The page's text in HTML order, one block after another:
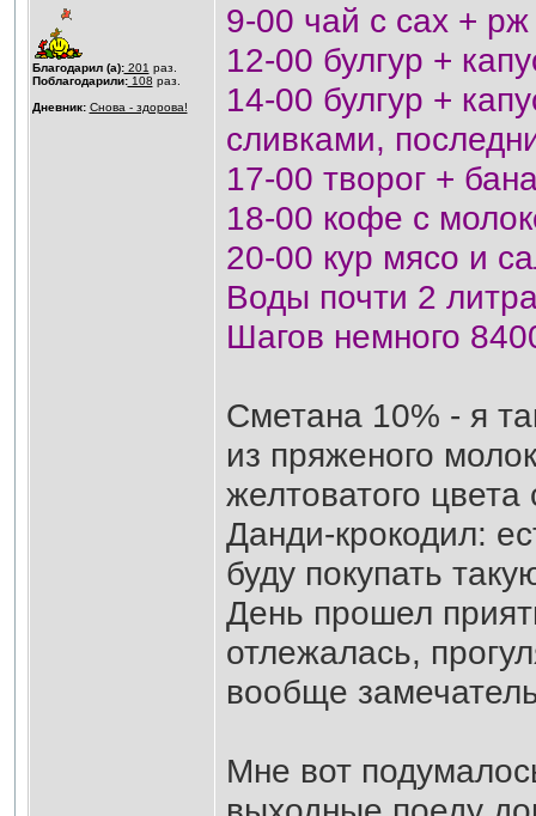
Благодарил (а):201 раз.
Поблагодарили:108 раз.
Дневник: Снова - здорова!
9-00 чай с сах +
12-00 булгур +
14-00 булгур +
сливками,
17-00 творог +
18-00 кофе с
20-00 кур мясо и
Воды почти 2
Шагов немного
Сметана 10% - я
из пряженого
желтоватого
Данди-крокодил:
буду покупать
День прошел
отлежалась,
вообще
Мне вот